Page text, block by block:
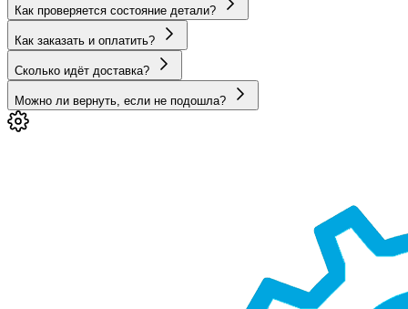
Как проверяется состояние детали?
Как заказать и оплатить?
Сколько идёт доставка?
Можно ли вернуть, если не подошла?